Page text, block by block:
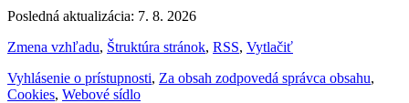
Posledná aktualizácia: 7. 8. 2026
Zmena vzhľadu, Štruktúra stránok, RSS, Vytlačiť
Vyhlásenie o prístupnosti, Za obsah zodpovedá správca obsahu,
Cookies, Webové sídlo